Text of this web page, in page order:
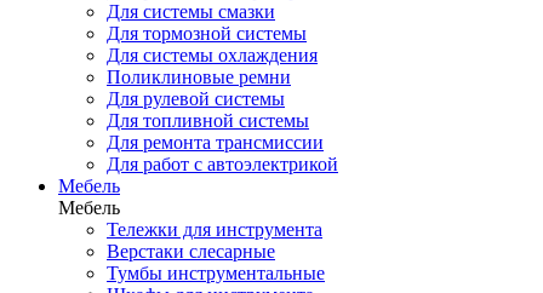
Для системы смазки
Для тормозной системы
Для системы охлаждения
Поликлиновые ремни
Для рулевой системы
Для топливной системы
Для ремонта трансмиссии
Для работ с автоэлектрикой
Мебель
Мебель
Тележки для инструмента
Верстаки слесарные
Тумбы инструментальные